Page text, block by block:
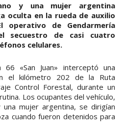
y una mujer argentina
oculta en la rueda de auxilio
operativo de Gendarmería
secuestro de casi cuatro
celulares.
66 «San Juan» interceptó una
el kilómetro 202 de la Ruta
Control Forestal, durante un
Los ocupantes del vehículo,
una mujer argentina, se dirigían
cuando fueron detenidos para